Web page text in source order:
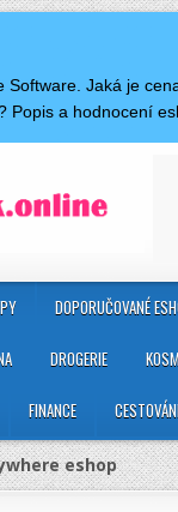
Software. Jaká je
Popis a hodnocení
DOPORUČOVANÉ
DROGERIE
FINANCE
eshop